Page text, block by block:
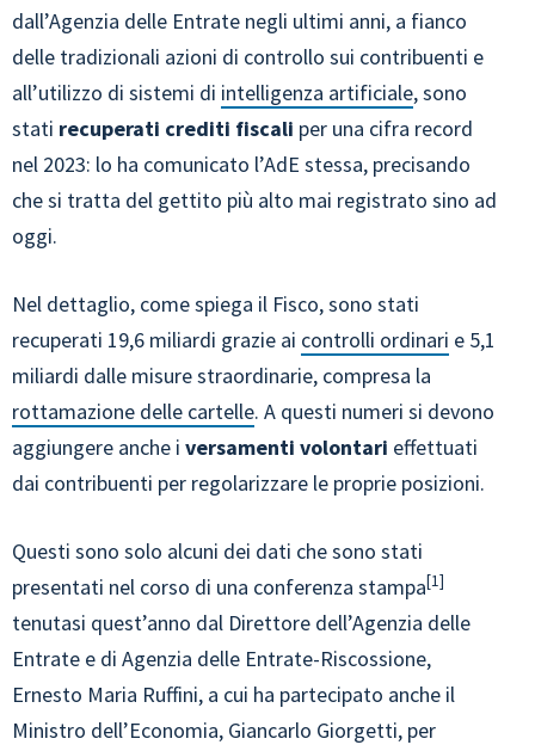
dall’Agenzia delle Entrate negli ultimi anni, a fianco
delle tradizionali azioni di controllo sui contribuenti e
all’utilizzo di sistemi di intelligenza artificiale, sono
stati recuperati crediti fiscali per una cifra record
nel 2023: lo ha comunicato l’AdE stessa, precisando
che si tratta del gettito più alto mai registrato sino ad
oggi.
Nel dettaglio, come spiega il Fisco, sono stati
recuperati 19,6 miliardi grazie ai controlli ordinari e 5,1
miliardi dalle misure straordinarie, compresa la
rottamazione delle cartelle. A questi numeri si devono
aggiungere anche i versamenti volontari effettuati
dai contribuenti per regolarizzare le proprie posizioni.
Questi sono solo alcuni dei dati che sono stati
presentati nel corso di una conferenza stampa 1
tenutasi quest’anno dal Direttore dell’Agenzia delle
Entrate e di Agenzia delle Entrate-Riscossione,
Ernesto Maria Ruffini, a cui ha partecipato anche il
Ministro dell’Economia, Giancarlo Giorgetti, per